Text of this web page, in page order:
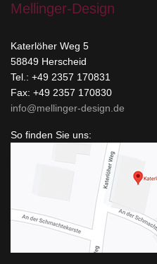
Mellinger-Design
Katerlöher Weg 5
58849 Herscheid
Tel.: +49 2357 170831
Fax: +49 2357 170830
info@mellinger-design.de
So finden Sie uns: